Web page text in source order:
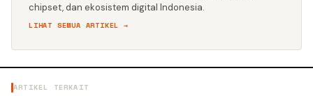
chipset, dan ekosistem digital Indonesia.
LIHAT SEMUA ARTIKEL →
ARTIKEL TERKAIT